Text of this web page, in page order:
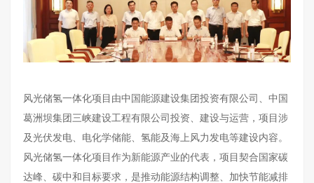
风光储氢一体化项目由中国能源建设集团投资有限公司、中国
葛洲坝集团三峡建设工程有限公司投资、建设与运营，项目涉
及光伏发电、电化学储能、氢能及海上风力发电等建设内容。
风光储氢一体化项目作为新能源产业的代表，项目契合国家碳
达峰、碳中和目标要求，是推动能源结构调整、加快节能减排